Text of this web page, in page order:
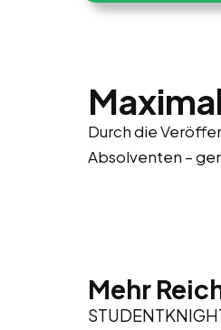
Durch die
Absolventen –
Mehr